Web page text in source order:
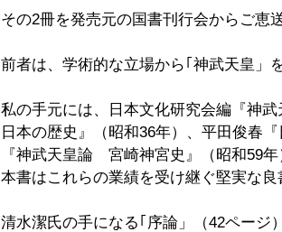
その2冊を発売元の国書刊行会からご恵
前者は、学術的な立場から｢神武天皇」
私の手元には、日本文化研究会編『神
日本の歴史』（昭和36年）、平田俊春
『神武天皇論　宮崎神宮史』（昭和59
本書はこれらの業績を受け継ぐ堅実な良
清水潔氏の手になる｢序論」（42ページ